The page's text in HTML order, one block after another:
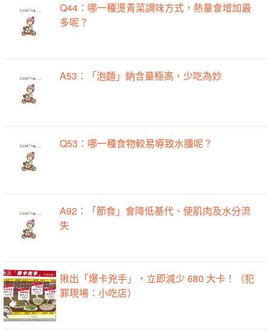
Q44：哪一種燙青菜調味方式，熱量會增加最
多呢？
A53：「泡麵」鈉含量極高，少吃為妙
Q53：哪一種食物較易導致水腫呢？
A92：「節食」會降低基代、使肌肉及水分流
失
揪出「爆卡兇手」，立即減少 680 大卡！（犯
罪現場：小吃店）